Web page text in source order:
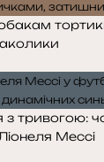
з тривогою:
Мессі